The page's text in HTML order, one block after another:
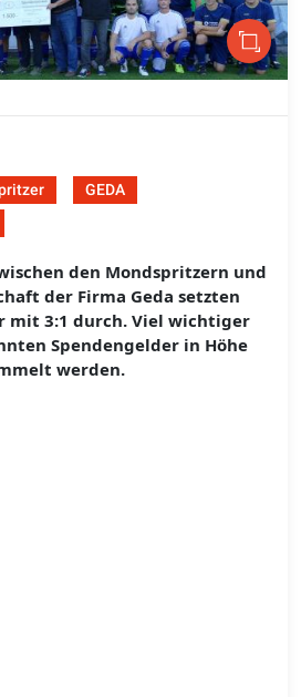
GEDA
den Mondspritzern und
der Firma Geda setzten
mit 3:1 durch. Viel wichtiger
Spendengelder in Höhe
werden.